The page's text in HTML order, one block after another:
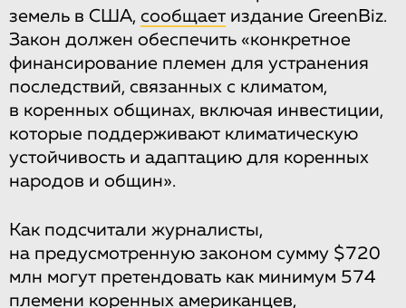
земель в США, сообщает издание GreenBiz.
Закон должен обеспечить «конкретное
финансирование племен для устранения
последствий, связанных с климатом,
в коренных общинах, включая инвестиции,
которые поддерживают климатическую
устойчивость и адаптацию для коренных
народов и общин».
Как подсчитали журналисты,
на предусмотренную законом сумму $720
млн могут претендовать как минимум 574
племени коренных американцев,